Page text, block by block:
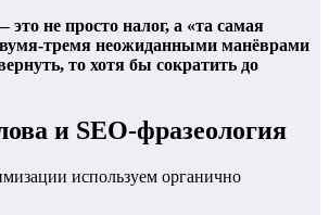
не просто налог, а «та самая
тремя неожиданными манёврами
то хотя бы сократить до
и SEO-фразеология
используем органично